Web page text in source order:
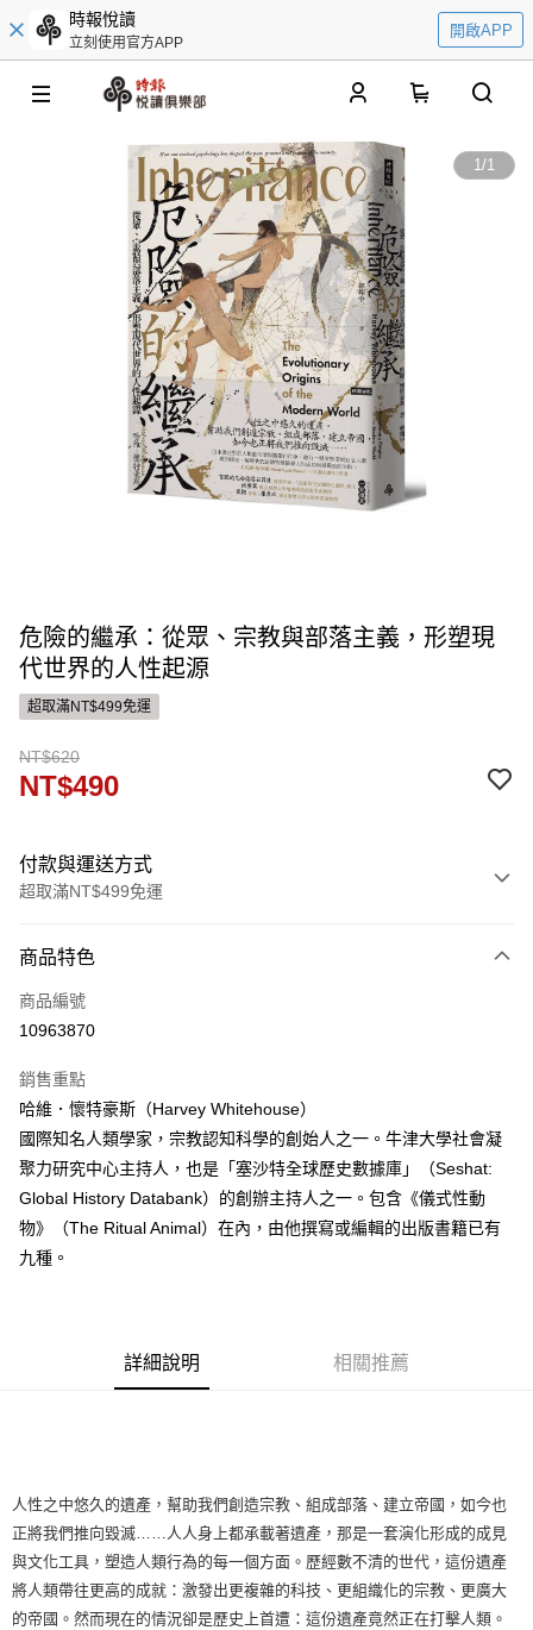
時報悅讀
立刻使用官方APP
開啟APP
1/1
危險的繼承：從眾、宗教與部落主義，形塑現
代世界的人性起源
超取滿NT$499免運
NT$620
NT$490
付款與運送方式
超取滿NT$499免運
信用卡一次付款
運送方式
付款後全家取貨
每筆NT$60，滿NT$499(含以上)免運費
付款後7-11取貨
每筆NT$60，滿NT$499(含以上)免運費
宅配
每筆NT$100，滿NT$499(含以上)免運費
商品特色
商品編號
10963870
銷售重點
哈維．懷特豪斯（Harvey Whitehouse）
國際知名人類學家，宗教認知科學的創始人之一。牛津大學社會凝
聚力研究中心主持人，也是「塞沙特全球歷史數據庫」（Seshat:
Global History Databank）的創辦主持人之一。包含《儀式性動
物》（The Ritual Animal）在內，由他撰寫或編輯的出版書籍已有
九種。
詳細說明 相關推薦
人性之中悠久的遺產，幫助我們創造宗教、組成部落、建立帝國，如今也
正將我們推向毀滅……人人身上都承載著遺產，那是一套演化形成的成見
與文化工具，塑造人類行為的每一個方面。歷經數不清的世代，這份遺產
將人類帶往更高的成就：激發出更複雜的科技、更組織化的宗教、更廣大
的帝國。然而現在的情況卻是歷史上首遭：這份遺產竟然正在打擊人類。